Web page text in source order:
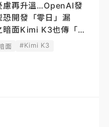
慮再升溫…OpenAI發
恐開發「零日」漏
面Kimi K3也傳「越
面
#Kimi K3